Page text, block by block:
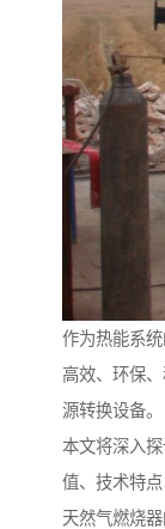
作为热能系
高效、环保
源转换设备。
本文将深入
值、技术特
天然气燃烧